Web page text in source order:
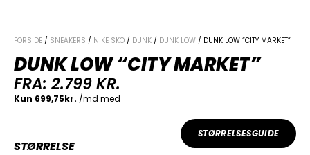
FORSIDE / SNEAKERS / NIKE SKO / DUNK / DUNK LOW / DUNK LOW “CITY MARKET”
DUNK LOW “CITY MARKET”
FRA: 2.799KR.
STØRRELSESGUIDE
STØRRELSE